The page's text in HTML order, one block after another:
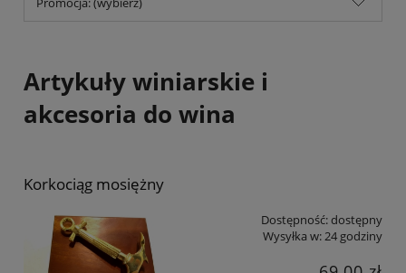
Artykuły winiarskie i
akcesoria do wina
Korkociąg mosiężny
Dostępność:dostępny
Wysyłka w:24 godziny